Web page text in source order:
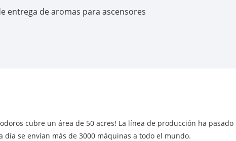
entrega de aromas para ascensores
cubre un área de 50 acres! La línea de producción ha pasado
se envían más de 3000 máquinas a todo el mundo.